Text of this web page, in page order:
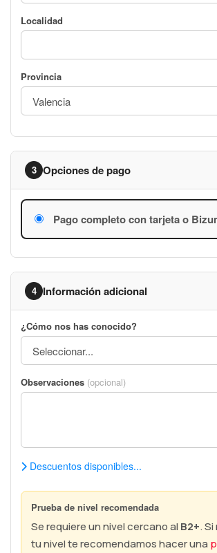
Localidad
Provincia
3 Opciones de pago
Pago completo con tarjeta o
4 Información adicional
¿Cómo nos has conocido?
Observaciones (opcional)
Descuentos disponibles...
Prueba de nivel recomendada
Se requiere un nivel cercano al B2+.
tu nivel te recomendamos hacer una